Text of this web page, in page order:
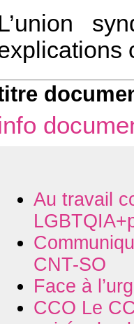
Au travail
CNT-SO
Face à
CCO Le